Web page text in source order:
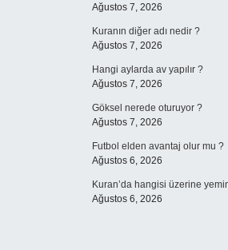
Ağustos 7, 2026
Kuranın diğer adı nedir ?
Ağustos 7, 2026
Hangi aylarda av yapılır ?
Ağustos 7, 2026
Göksel nerede oturuyor ?
Ağustos 7, 2026
Futbol elden avantaj olur mu ?
Ağustos 6, 2026
Kuran’da hangisi üzerine
Ağustos 6, 2026